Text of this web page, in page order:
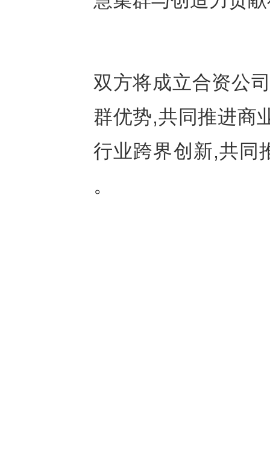
双方将成立合资公
群优势,共同推进商
行业跨界创新,共同
。